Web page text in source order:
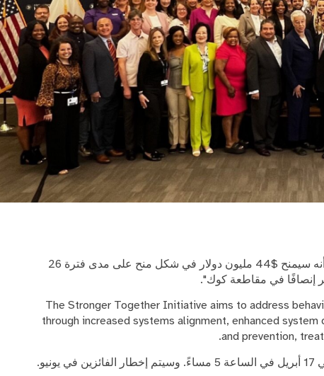
في 6 مارس، أعلن مكتب الصحة السلوكية في مقاطعة كوك أنه سيمنح $44 مليون دولار في شكل منح على مدى فترة 26
إنصافًا في مقاطعة كوك".
The Stronger Together Initiative aims to address
through increased systems alignment, enhanced
and prevention,